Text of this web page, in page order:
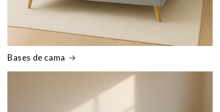
Bases de cama